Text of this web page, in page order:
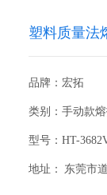
塑料质量法
品牌：宏拓
类别：手动款
型号：HT-
地址： 东莞市